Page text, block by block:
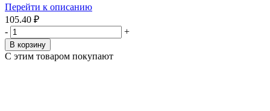
Перейти к описанию
105.40 ₽
-
+
В корзину
С этим товаром покупают